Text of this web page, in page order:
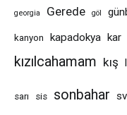
georgia Gerede göl
kanyon kapadokya kar
kızılcahamam kış
sarı sis sonbahar